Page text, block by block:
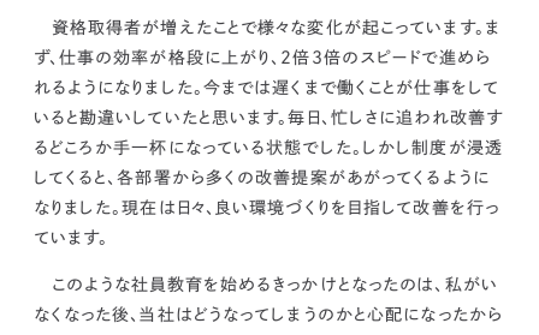
資格取得者が増えたことで様々な変化が起こっています。ま
ず、 仕事の効率が格段に上がり、2倍3倍のスピードで進めら
れるようになりました。 今までは遅くまで働くことが仕事をして
いると勘違いしていたと思います。毎日、忙しさに追われ改善す
るどころか手一杯になっている状態でした。しかし制度が浸透
してくると、各部署から多くの改善提案があがってくるように
なりました。現在は日々、良い環境づくりを目指して改善を行っ
ています。
このような社員教育を始めるきっかけとなったのは、私がい
なくなった後、当社はどうなってしまうのかと心配になったから